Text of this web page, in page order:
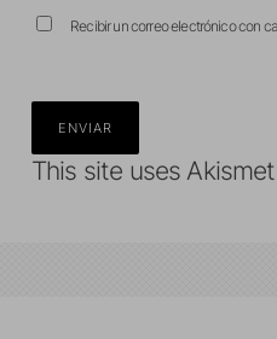
Recibir un correo electrónico con
This site uses